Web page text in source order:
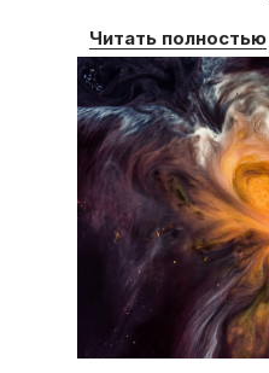
Читать полностью